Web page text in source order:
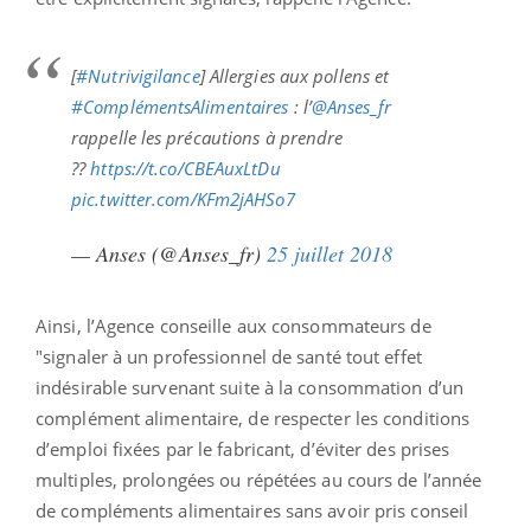
[#Nutrivigilance] Allergies aux pollens et
#ComplémentsAlimentaires : l’@Anses_fr
rappelle les précautions à prendre
??https://t.co/CBEAuxLtDu
pic.twitter.com/KFm2jAHSo7
— Anses (@Anses_fr) 25 juillet 2018
Ainsi, l’Agence conseille aux consommateurs de
"signaler à un professionnel de santé tout effet
indésirable survenant suite à la consommation d’un
complément alimentaire, de respecter les conditions
d’emploi fixées par le fabricant, d’éviter des prises
multiples, prolongées ou répétées au cours de l’année
de compléments alimentaires sans avoir pris conseil